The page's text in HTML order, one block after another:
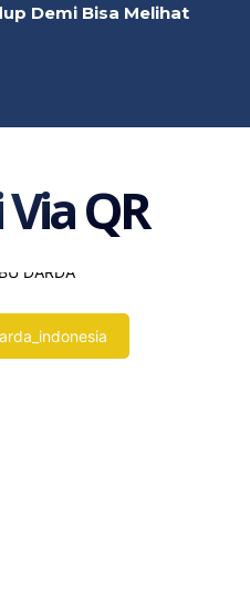
Demi Bisa Melihat
QR